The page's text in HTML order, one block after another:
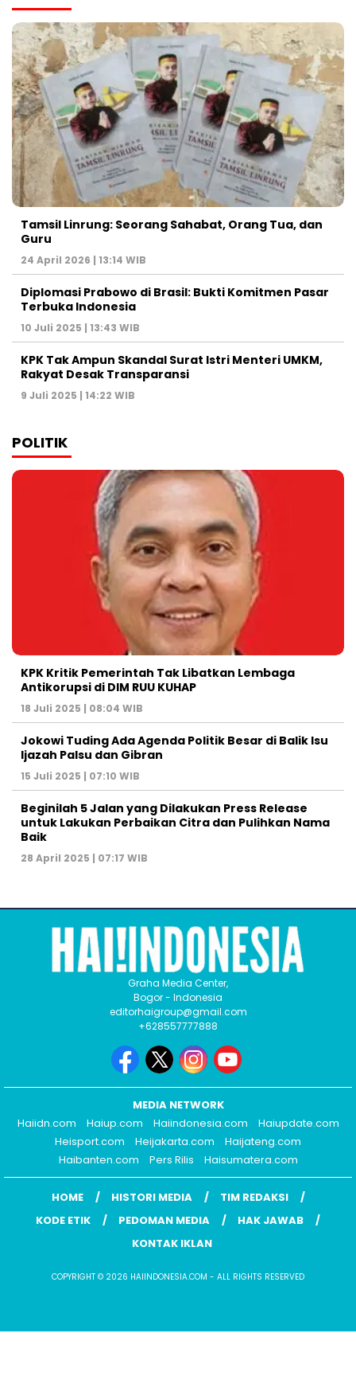
Tamsil Linrung: Seorang Sahabat, Orang Tua, dan
Guru
24 April 2026 | 13:14 WIB
Diplomasi Prabowo di Brasil: Bukti Komitmen Pasar
Terbuka Indonesia
10 Juli 2025 | 13:43 WIB
KPK Tak Ampun Skandal Surat Istri Menteri UMKM,
Rakyat Desak Transparansi
9 Juli 2025 | 14:22 WIB
POLITIK
KPK Kritik Pemerintah Tak Libatkan Lembaga
Antikorupsi di DIM RUU KUHAP
18 Juli 2025 | 08:04 WIB
Jokowi Tuding Ada Agenda Politik Besar di Balik Isu
Ijazah Palsu dan Gibran
15 Juli 2025 | 07:10 WIB
Beginilah 5 Jalan yang Dilakukan Press Release
untuk Lakukan Perbaikan Citra dan Pulihkan Nama
Baik
28 April 2025 | 07:17 WIB
Graha Media Center,
Bogor - Indonesia
editorhaigroup@gmail.com
+628557777888
MEDIA NETWORK
Haiidn.com
Haiup.com Haiindonesia.com
Haiupdate.com
Heisport.com
Heijakarta.com
Haijateng.com
Haibanten.com
Pers Rilis Haisumatera.com
HOME HISTORI MEDIA
TIM REDAKSI
KODE ETIK
PEDOMAN MEDIA
HAK JAWAB
KONTAK IKLAN
COPYRIGHT © 2026 HAIINDONESIA.COM - ALL RIGHTS RESERVED